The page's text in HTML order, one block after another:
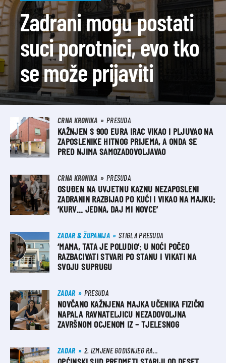
Zadrani mogu postati
suci porotnici, evo tko
se može prijaviti
CRNA KRONIKA PRESUDA
KAŽNJEN S 900 EURA IRAC VIKAO I PLJUVAO NA
ZAPOSLENIKE HITNOG PRIJEMA, A ONDA SE
PRED NJIMA SAMOZADOVOLJAVAO
CRNA KRONIKA PRESUDA
OSUĐEN NA UVJETNU KAZNU NEZAPOSLENI
ZADRANIN RAZBIJAO PO KUĆI I VIKAO NA MAJKU:
‘KURV… JEDNA, DAJ MI NOVCE’
ZADAR & ŽUPANIJA STIGLA PRESUDA
‘MAMA, TATA JE POLUDIO’: U NOĆI POČEO
RAZBACIVATI STVARI PO STANU I VIKATI NA
SVOJU SUPRUGU
ZADAR PRESUDA
NOVČANO KAŽNJENA MAJKA UČENIKA FIZIČKI
NAPALA RAVNATELJICU NEZADOVOLJNA
ZAVRŠNOM OCJENOM IZ – TJELESNOG
ZADAR 2. IZMJENE GODIŠNJEG RASPOREDA POSLOVA